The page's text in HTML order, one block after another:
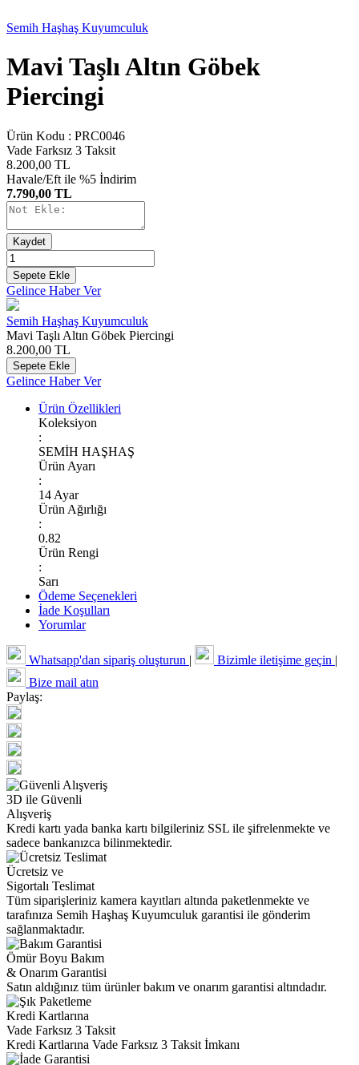
Semih Haşhaş Kuyumculuk
Mavi Taşlı Altın Göbek
Piercingi
Ürün Kodu : PRC0046
Vade Farksız 3 Taksit
8.200,00 TL
Havale/Eft ile %5 İndirim
7.790,00 TL
Kaydet
Sepete Ekle
Gelince Haber Ver
Semih Haşhaş Kuyumculuk
Mavi Taşlı Altın Göbek Piercingi
8.200,00 TL
Sepete Ekle
Gelince Haber Ver
Ürün Özellikleri
Koleksiyon
:
SEMİH HAŞHAŞ
Ürün Ayarı
:
14 Ayar
Ürün Ağırlığı
:
0.82
Ürün Rengi
:
Sarı
Ödeme Seçenekleri
İade Koşulları
Yorumlar
Whatsapp'dan sipariş oluşturun | Bizimle iletişime geçin |
Bize mail atın
Paylaş:
3D ile Güvenli
Alışveriş
Kredi kartı yada banka kartı bilgileriniz SSL ile şifrelenmekte ve
sadece bankanızca bilinmektedir.
Ücretsiz ve
Sigortalı Teslimat
Tüm siparişleriniz kamera kayıtları altında paketlenmekte ve
tarafınıza Semih Haşhaş Kuyumculuk garantisi ile gönderim
sağlanmaktadır.
Ömür Boyu Bakım
& Onarım Garantisi
Satın aldığınız tüm ürünler bakım ve onarım garantisi altındadır.
Kredi Kartlarına
Vade Farksız 3 Taksit
Kredi Kartlarına Vade Farksız 3 Taksit İmkanı